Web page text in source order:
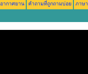
ากาศยาน คำถามที่ถูกถามบ่อย ภาษา